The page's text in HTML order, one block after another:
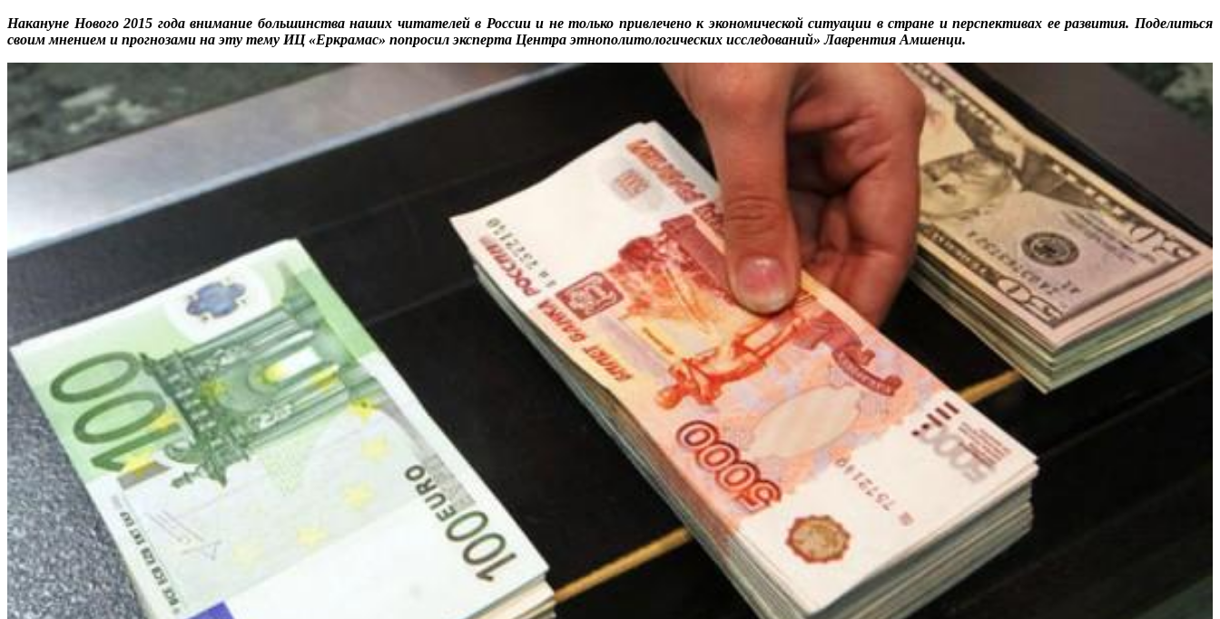
Накануне Нового 2015 года внимание большинства наших читателей в России и не только привлечено к экономической ситуации в стране и перспективах ее развития. Поделиться
своим мнением и прогнозами на эту тему ИЦ «Еркрамас» попросил эксперта Центра этнополитологических исследований» Лаврентия Амшенци.